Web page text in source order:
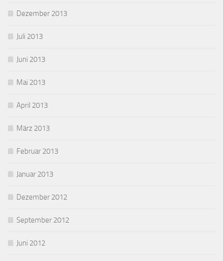
Dezember 2013
Juli 2013
Juni 2013
Mai 2013
April 2013
März 2013
Februar 2013
Januar 2013
Dezember 2012
September 2012
Juni 2012